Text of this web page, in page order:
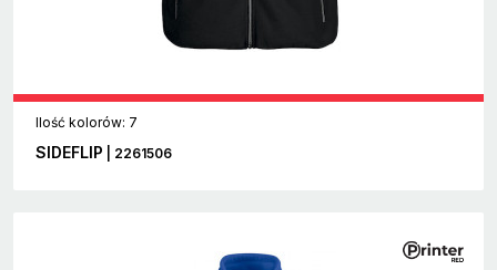
Ilość kolorów: 7
SIDEFLIP | 2261506